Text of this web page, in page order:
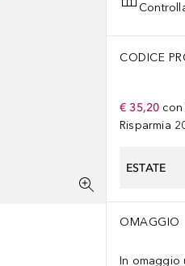
CODICE
€ 35,20
Risparmia
ESTATE
OMAGGIO
In omaggio